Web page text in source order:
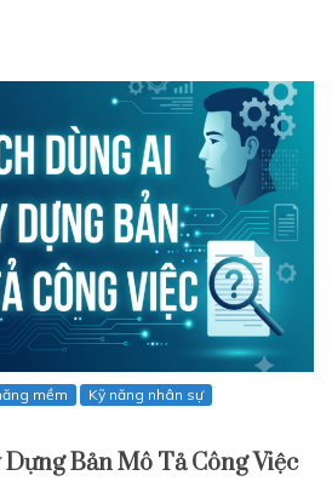
mềm
Kỹ năng nhân sự
Bản Mô Tả Công Việc